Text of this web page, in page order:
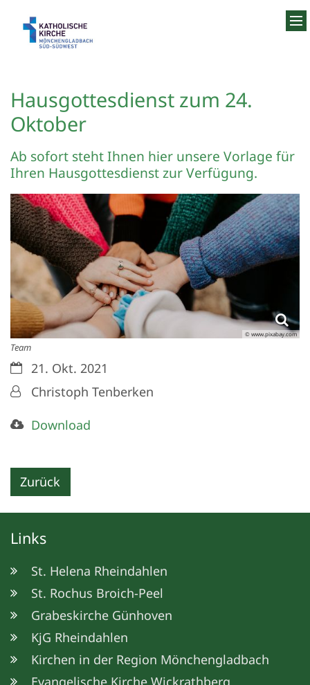
Hausgottesdienst zum 24.
Oktober
Ab sofort steht Ihnen hier unsere Vorlage für
Ihren Hausgottesdienst zur Verfügung.
© www.pixabay.com
Team
Datum:21. Okt. 2021
Von:Christoph Tenberken
Download
Zurück
Links
St. Helena Rheindahlen
St. Rochus Broich-Peel
Grabeskirche Günhoven
KjG Rheindahlen
Kirchen in der Region Mönchengladbach
Evangelische Kirche Wickrathberg